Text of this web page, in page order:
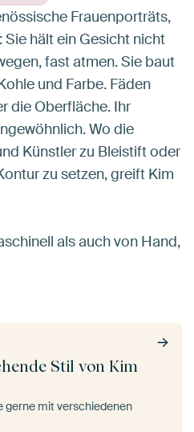
Stil von Kim
gerne mit verschiedenen
Frauenporträts,
Sie hält ein Gesicht nicht
fast atmen. Sie baut
und Farbe. Fäden
die Oberfläche. Ihr
Wo die
Künstler zu Bleistift oder
zu setzen, greift Kim
als auch von Hand,